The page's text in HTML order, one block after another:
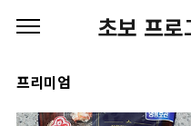
초보 프
프리미엄